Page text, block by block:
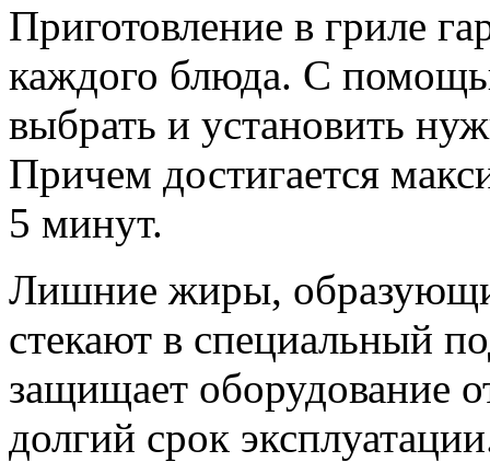
Приготовление в гриле
каждого блюда. С
выбрать и установить
Причем достигается
5 минут.
Лишние жиры,
стекают в специальный
защищает оборудование
долгий срок